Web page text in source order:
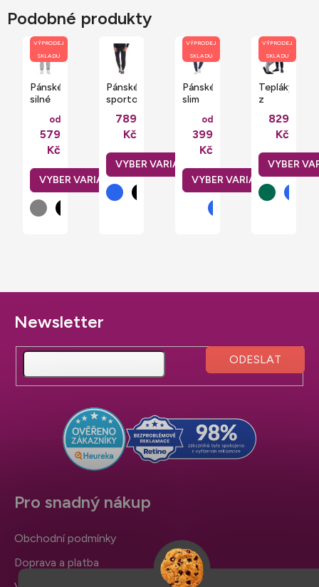
Podobné produkty
VÝPRODEJ
SKLADU
Pánské
silné
bočníma
kapsama
od
579
Kč
Pánské
sportovní
manžetou
třemi
kapsami
789
Kč
VÝPRODEJ
SKLADU
Pánské
slim
tepláky
Jake
s
elastickým
pasem
od
399
Kč
VÝPRODEJ
SKLADU
Tepláky
z
bavlny
a
kapsami
na zip
829
Kč
Z
á
a
Pro snadný nákup
Obchodní podmínky
Doprava a platba